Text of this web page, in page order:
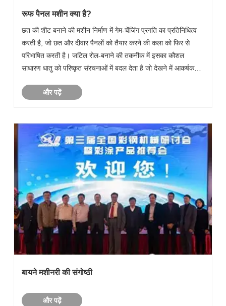
रूफ पैनल मशीन क्या है?
छत की शीट बनाने की मशीन निर्माण में गेम-चेंजिंग प्रगति का प्रतिनिधित्व
करती है, जो छत और दीवार पैनलों को तैयार करने की कला को फिर से
परिभाषित करती है। जटिल रोल-बनाने की तकनीक में इसका कौशल
साधारण धातु को परिष्कृत संरचनाओं में बदल देता है जो देखने में आकर्षक
और पढ़ें
बायने मशीनरी की संगोष्ठी
और पढ़ें